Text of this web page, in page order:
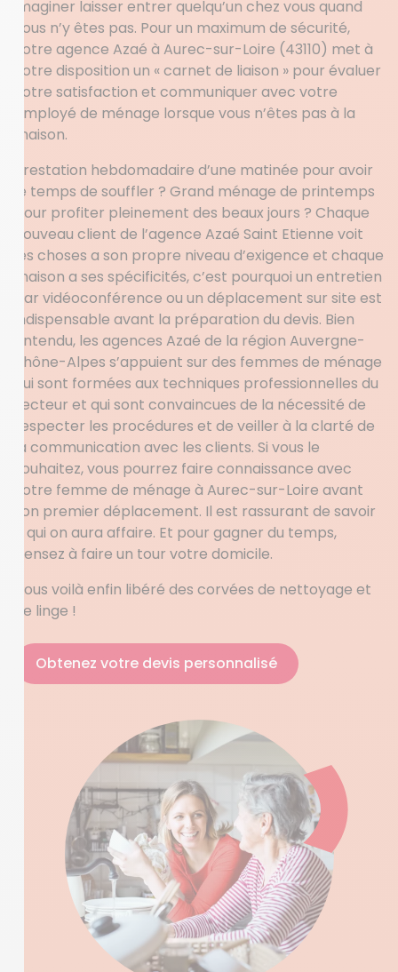
imaginer laisser entrer quelqu’un chez vous quand
vous n’y êtes pas. Pour un maximum de sécurité,
votre agence Azaé à Aurec-sur-Loire (43110) met à
votre disposition un « carnet de liaison » pour évaluer
votre satisfaction et communiquer avec votre
employé de ménage lorsque vous n’êtes pas à la
maison.
Prestation hebdomadaire d’une matinée pour avoir
le temps de souffler ? Grand ménage de printemps
pour profiter pleinement des beaux jours ? Chaque
nouveau client de l’agence Azaé Saint Etienne voit
les choses a son propre niveau d’exigence et chaque
maison a ses spécificités, c’est pourquoi un entretien
par vidéoconférence ou un déplacement sur site est
indispensable avant la préparation du devis. Bien
entendu, les agences Azaé de la région Auvergne-
Rhône-Alpes s’appuient sur des femmes de ménage
qui sont formées aux techniques professionnelles du
secteur et qui sont convaincues de la nécessité de
respecter les procédures et de veiller à la clarté de
la communication avec les clients. Si vous le
souhaitez, vous pourrez faire connaissance avec
votre femme de ménage à Aurec-sur-Loire avant
son premier déplacement. Il est rassurant de savoir
à qui on aura affaire. Et pour gagner du temps,
pensez à faire un tour votre domicile.
Vous voilà enfin libéré des corvées de nettoyage et
de linge !
Obtenez votre devis personnalisé